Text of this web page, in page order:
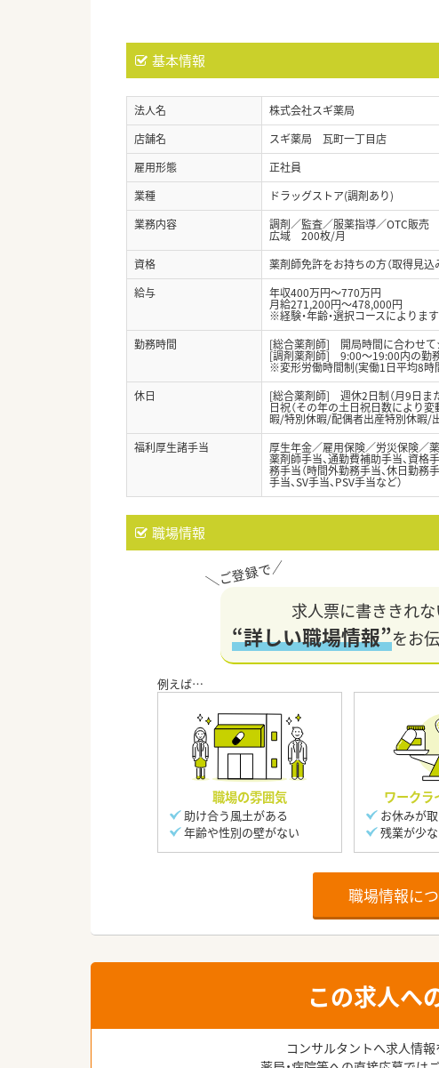
基本情報
法人名
株式会社スギ薬局
店舗名
スギ薬局 瓦町一丁目店
雇用形態
正社員
業種
ドラッグストア(調剤あり)
業務内容
調剤／監査／服薬指導／OTC販売
広域 200枚/月
資格
薬剤師免許をお持ちの方（取得見込
給与
年収400万円～770万円
月給271,200円～478,000円
※経験・年齢・選択コースによります
勤務時間
[総合薬剤師] 開局時間に合わせて
[調剤薬剤師] 9:00～19:00内の勤
※変形労働時間制(実働1日平均8時
休日
[総合薬剤師] 週休2日制（月9日
日祝（その年の土日祝日数により変
暇/特別休暇/配偶者出産特別休暇/
福利厚生諸手当
厚生年金／雇用保険／労災保険／
薬剤師手当、通勤費補助手当、資格
務手当（時間外勤務手当、休日勤務
手当、SV手当、PSV手当など）
職場情報
求人票に書ききれ
“詳しい職場情報”をお
職場の雰囲気
助け合う風土がある
年齢や性別の壁がない
ワークラ
お休みが
残業が少
職場情報に
この求人へ
コンサルタントへ求人情報